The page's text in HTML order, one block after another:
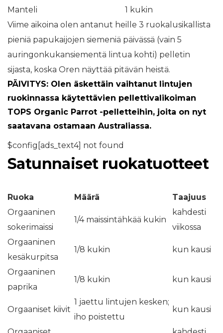
Manteli
1 kukin
Viime aikoina olen antanut heille 3 ruokalusikallista
pieniä papukaijojen siemeniä päivässä (vain 5
auringonkukansiementä lintua kohti) pelletin
sijasta, koska Oren näyttää pitävän heistä.
PÄIVITYS: Olen äskettäin vaihtanut lintujen
ruokinnassa käytettävien pellettivalikoiman
TOPS Organic Parrot -pelletteihin, joita on nyt
saatavana ostamaan Australiassa.
$config[ads_text4] not found
Satunnaiset ruokatuotteet
Ruoka Määrä
Taajuus
Orgaaninen
sokerimaissi
1/4 maissintähkää kukin
kahdesti
viikossa
Orgaaninen
kesäkurpitsa
1/8 kukin kun kausi
Orgaaninen
paprika
1/8 kukin kun kausi
Orgaaniset kiivit
1 jaettu lintujen kesken;
iho poistettu
kun kausi